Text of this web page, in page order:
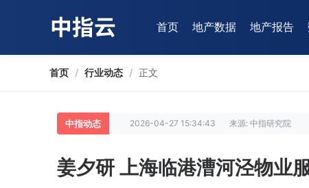
首页 地产数据 地产报告
首页 / 行业动态 / 正文
中指动态 2026-04-27 15:34:43 来源: 中指研究院
姜夕研 上海临港漕河泾物业